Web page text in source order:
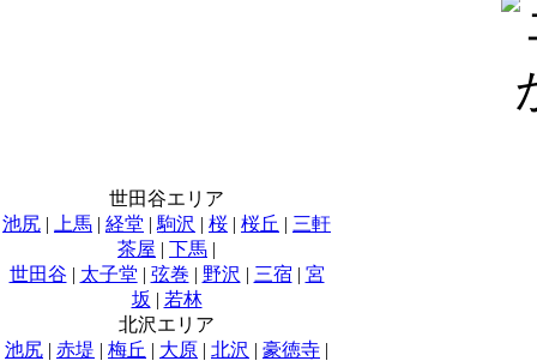
世田谷エリア
池尻 | 上馬 | 経堂 | 駒沢 | 桜 | 桜丘 | 三軒
茶屋 | 下馬 |
世田谷 | 太子堂 | 弦巻 | 野沢 | 三宿 | 宮
坂 | 若林
北沢エリア
池尻 | 赤堤 | 梅丘 | 大原 | 北沢 | 豪徳寺 |